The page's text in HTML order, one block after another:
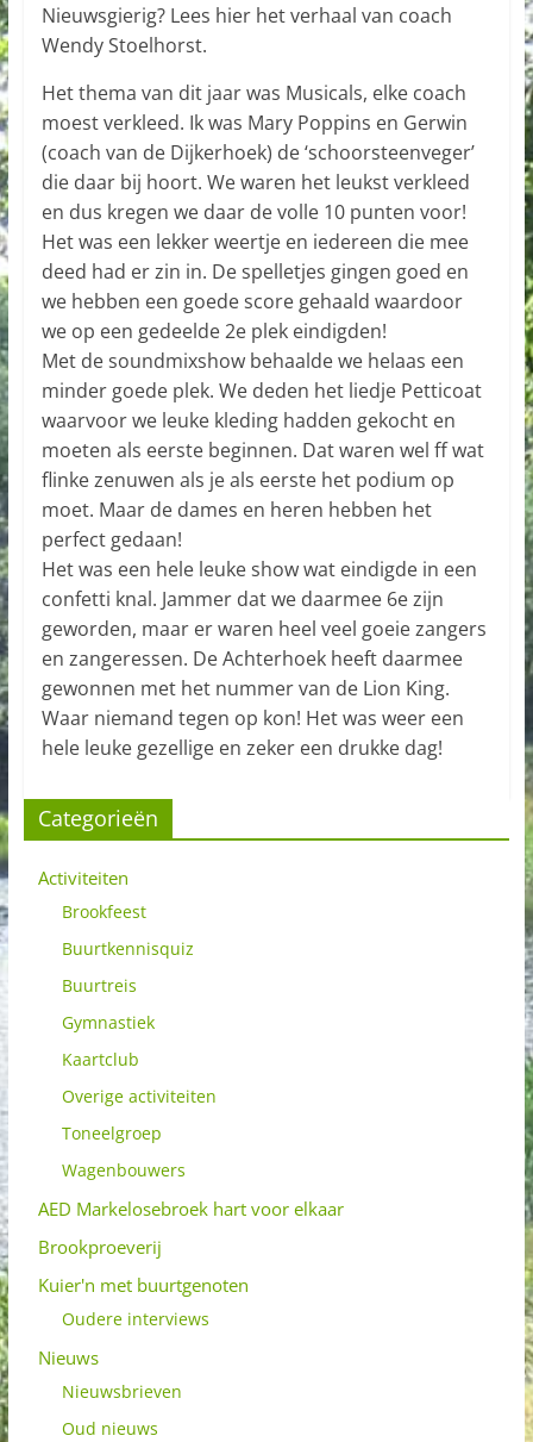
Nieuwsgierig? Lees hier het verhaal van coach
Wendy Stoelhorst.
Het thema van dit jaar was Musicals, elke coach
moest verkleed. Ik was Mary Poppins en Gerwin
(coach van de Dijkerhoek) de ‘schoorsteenveger’
die daar bij hoort. We waren het leukst verkleed
en dus kregen we daar de volle 10 punten voor!
Het was een lekker weertje en iedereen die mee
deed had er zin in. De spelletjes gingen goed en
we hebben een goede score gehaald waardoor
we op een gedeelde 2e plek eindigden!
Met de soundmixshow behaalde we helaas een
minder goede plek. We deden het liedje Petticoat
waarvoor we leuke kleding hadden gekocht en
moeten als eerste beginnen. Dat waren wel ff wat
flinke zenuwen als je als eerste het podium op
moet. Maar de dames en heren hebben het
perfect gedaan!
Het was een hele leuke show wat eindigde in een
confetti knal. Jammer dat we daarmee 6e zijn
geworden, maar er waren heel veel goeie zangers
en zangeressen. De Achterhoek heeft daarmee
gewonnen met het nummer van de Lion King.
Waar niemand tegen op kon! Het was weer een
hele leuke gezellige en zeker een drukke dag!
Categorieën
Activiteiten
Brookfeest
Buurtkennisquiz
Buurtreis
Gymnastiek
Kaartclub
Overige activiteiten
Toneelgroep
Wagenbouwers
AED Markelosebroek hart voor elkaar
Brookproeverij
Kuier'n met buurtgenoten
Oudere interviews
Nieuws
Nieuwsbrieven
Oud nieuws